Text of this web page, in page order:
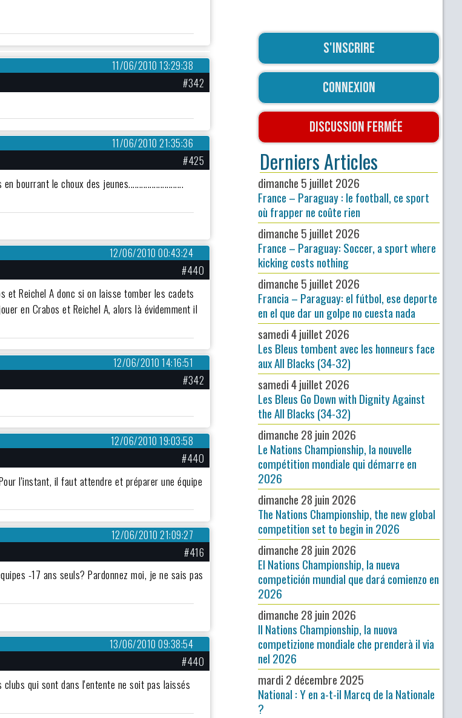
11/06/2010 13:29:38
#342
11/06/2010 21:35:36
#425
bourrant le choux des jeunes..........................
12/06/2010 00:43:24
#440
et Reichel A donc si on laisse tomber les cadets
en Crabos et Reichel A, alors là évidemment il
12/06/2010 14:16:51
#342
12/06/2010 19:03:58
#440
l'instant, il faut attendre et préparer une équipe
12/06/2010 21:09:27
#416
-17 ans seuls? Pardonnez moi, je ne sais pas
13/06/2010 09:38:54
#440
qui sont dans l'entente ne soit pas laissés
S'inscrire
Connexion
Discussion fermée
Derniers Articles
dimanche 5 juillet 2026
France – Paraguay : le football, ce sport
où frapper ne coûte rien
dimanche 5 juillet 2026
France – Paraguay: Soccer, a sport where
kicking costs nothing
dimanche 5 juillet 2026
Francia – Paraguay: el fútbol, ese deporte
en el que dar un golpe no cuesta nada
samedi 4 juillet 2026
Les Bleus tombent avec les honneurs face
aux All Blacks (34-32)
samedi 4 juillet 2026
Les Bleus Go Down with Dignity Against
the All Blacks (34-32)
dimanche 28 juin 2026
Le Nations Championship, la nouvelle
compétition mondiale qui démarre en
2026
dimanche 28 juin 2026
The Nations Championship, the new global
competition set to begin in 2026
dimanche 28 juin 2026
El Nations Championship, la nueva
competición mundial que dará comienzo en
2026
dimanche 28 juin 2026
Il Nations Championship, la nuova
competizione mondiale che prenderà il via
nel 2026
mardi 2 décembre 2025
National : Y en a-t-il Marcq de la Nationale
?